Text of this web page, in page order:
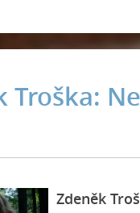
Troška:
Zdeněk